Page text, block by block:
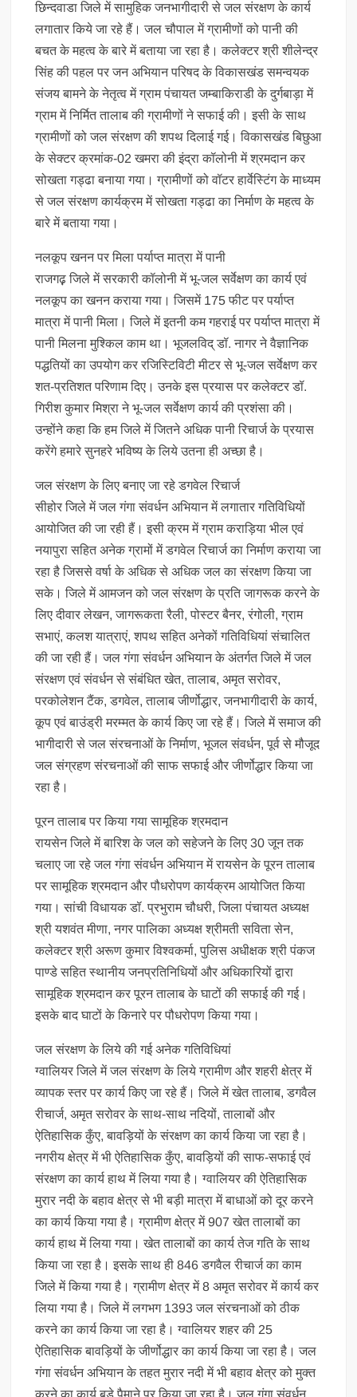
छिन्दवाडा जिले में सामुहिक जनभागीदारी से जल संरक्षण के कार्य
लगातार किये जा रहे हैं। जल चौपाल में ग्रामीणों को पानी की
बचत के महत्व के बारे में बताया जा रहा है। कलेक्टर श्री शीलेन्द्र
सिंह की पहल पर जन अभियान परिषद के विकासखंड समन्वयक
संजय बामने के नेतृत्व में ग्राम पंचायत जम्‍बाकिराडी के दुर्गबाड़ा में
ग्राम में निर्मित तालाब की ग्रामीणों ने सफाई की। इसी के साथ
ग्रामीणों को जल संरक्षण की शपथ दिलाई गई। विकासखंड बिछुआ
के सेक्टर क्रमांक-02 खमरा की इंद्रा कॉलोनी में श्रमदान कर
सोखता गड्ढा बनाया गया। ग्रामीणों को वॉटर हार्वेस्टिंग के माध्यम
से जल संरक्षण कार्यक्रम में सोखता गड्ढा का निर्माण के महत्व के
बारे में बताया गया।
नलकूप खनन पर मिला पर्याप्त मात्रा में पानी
राजगढ़़ जिले में सरकारी कॉलोनी में भू-जल सर्वेक्षण का कार्य एवं
नलकूप का खनन कराया गया। जिसमें 175 फीट पर पर्याप्त
मात्रा में पानी मिला। जिले में इतनी कम गहराई पर पर्याप्त मात्रा में
पानी मिलना मुश्किल काम था। भूजलविद् डॉ. नागर ने वैज्ञानिक
पद्धतियों का उपयोग कर रजिस्टिविटी मीटर से भू-जल सर्वेक्षण कर
शत-प्रतिशत परिणाम दिए। उनके इस प्रयास पर कलेक्‍टर डॉ.
गिरीश कुमार मिश्रा ने भू-जल सर्वेक्षण कार्य की प्रशंसा की।
उन्होंने कहा कि हम जिले में जितने अधिक पानी रिचार्ज के प्रयास
करेंगे हमारे सुनहरे भविष्य के लिये उतना ही अच्छा है।
जल संरक्षण के लिए बनाए जा रहे डगवेल रिचार्ज
सीहोर जिले में जल गंगा संवर्धन अभियान में लगातार गतिविधियों
आयोजित की जा रही हैं। इसी क्रम में ग्राम कराड़िया भील एवं
नयापुरा सहित अनेक ग्रामों में डगवेल रिचार्ज का निर्माण कराया जा
रहा है जिससे वर्षा के अधिक से अधिक जल का संरक्षण किया जा
सके। जिले में आमजन को जल संरक्षण के प्रति जागरूक करने के
लिए दीवार लेखन, जागरूकता रैली, पोस्टर बैनर, रंगोली, ग्राम
सभाएं, कलश यात्राएं, शपथ सहित अनेकों गतिविधियां संचालित
की जा रही हैं। जल गंगा संवर्धन अभियान के अंतर्गत जिले में जल
संरक्षण एवं संवर्धन से संबंधित खेत, तालाब, अमृत सरोवर,
परकोलेशन टैंक, डगवेल, तालाब जीर्णोद्धार, जनभागीदारी के कार्य,
कूप एवं बाउंड्री मरम्मत के कार्य किए जा रहे हैं। जिले में समाज की
भागीदारी से जल संरचनाओं के निर्माण, भूजल संवर्धन, पूर्व से मौजूद
जल संग्रहण संरचनाओं की साफ सफाई और जीर्णोद्धार किया जा
रहा है।
पूरन तालाब पर किया गया सामूहिक श्रमदान
रायसेन जिले में बारिश के जल को सहेजने के लिए 30 जून तक
चलाए जा रहे जल गंगा संवर्धन अभियान में रायसेन के पूरन तालाब
पर सामूहिक श्रमदान और पौधरोपण कार्यक्रम आयोजित किया
गया। सांची विधायक डॉ. प्रभुराम चौधरी, जिला पंचायत अध्यक्ष
श्री यशवंत मीणा, नगर पालिका अध्यक्ष श्रीमती सविता सेन,
कलेक्टर श्री अरूण कुमार विश्वकर्मा, पुलिस अधीक्षक श्री पंकज
पाण्डे सहित स्थानीय जनप्रतिनिधियों और अधिकारियों द्वारा
सामूहिक श्रमदान कर पूरन तालाब के घाटों की सफाई की गई।
इसके बाद घाटों के किनारे पर पौधरोपण किया गया।
जल संरक्षण के लिये की गई अनेक गतिविधियां
ग्वालियर जिले में जल संरक्षण के लिये ग्रामीण और शहरी क्षेत्र में
व्यापक स्तर पर कार्य किए जा रहे हैं। जिले में खेत तालाब, डगवैल
रीचार्ज, अमृत सरोवर के साथ-साथ नदियों, तालाबों और
ऐतिहासिक कुँए, बावड़ियों के संरक्षण का कार्य किया जा रहा है।
नगरीय क्षेत्र में भी ऐतिहासिक कुँए, बावड़ियों की साफ-सफाई एवं
संरक्षण का कार्य हाथ में लिया गया है। ग्वालियर की ऐतिहासिक
मुरार नदी के बहाव क्षेत्र से भी बड़ी मात्रा में बाधाओं को दूर करने
का कार्य किया गया है। ग्रामीण क्षेत्र में 907 खेत तालाबों का
कार्य हाथ में लिया गया। खेत तालाबों का कार्य तेज गति के साथ
किया जा रहा है। इसके साथ ही 846 डगवैल रीचार्ज का काम
जिले में किया गया है। ग्रामीण क्षेत्र में 8 अमृत सरोवर में कार्य कर
लिया गया है। जिले में लगभग 1393 जल संरचनाओं को ठीक
करने का कार्य किया जा रहा है। ग्वालियर शहर की 25
ऐतिहासिक बावड़ियों के जीर्णोद्धार का कार्य किया जा रहा है। जल
गंगा संवर्धन अभियान के तहत मुरार नदी में भी बहाव क्षेत्र को मुक्त
करने का कार्य बड़े पैमाने पर किया जा रहा है। जल गंगा संवर्धन